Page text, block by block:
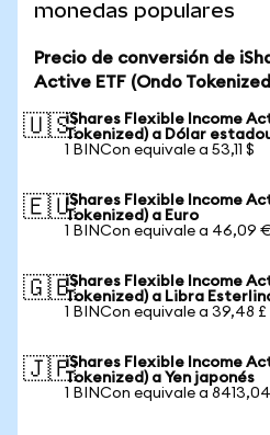
monedas populares
Precio de conversión de
Active ETF (Ondo
🇺🇸iShares Flexible Income
Tokenized) a Dólar
1 BINCon equivale a 53,11 $
🇪🇺iShares Flexible Income
Tokenized) a Euro
1 BINCon equivale a 46,09
🇬🇧iShares Flexible Income
Tokenized) a Libra
1 BINCon equivale a 39,48 £
🇯🇵iShares Flexible Income
Tokenized) a Yen japonés
1 BINCon equivale a